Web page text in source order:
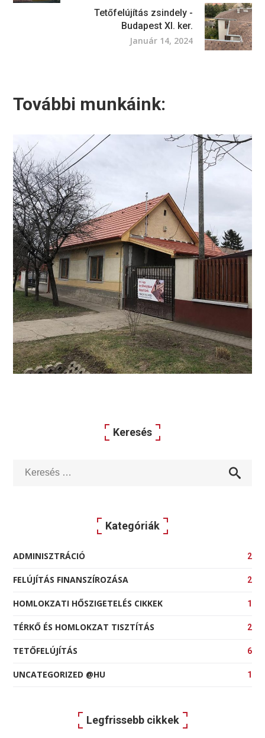
Tetőfelújítás zsindely -
Budapest XI. ker.
Január 14, 2024
További munkáink:
Keresés
Kategóriák
ADMINISZTRÁCIÓ 2
FELÚJÍTÁS FINANSZÍROZÁSA 2
HOMLOKZATI HŐSZIGETELÉS CIKKEK 1
TÉRKŐ ÉS HOMLOKZAT TISZTÍTÁS 2
TETŐFELÚJÍTÁS 6
UNCATEGORIZED @HU 1
Legfrissebb cikkek